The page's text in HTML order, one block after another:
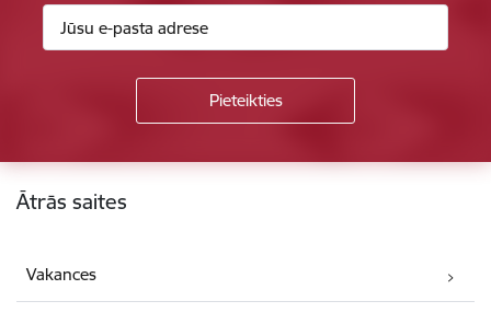
Kājene
Ātrās saites
Vakances